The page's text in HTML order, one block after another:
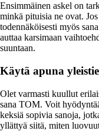
Ensimmäinen askel on
minkä pituisia ne ovat.
todennäköisesti myös
auttaa karsimaan
suuntaan.
Käytä apuna
Olet varmasti kuullut
sana TOM. Voit
keksiä sopivia sanoja,
yllättyä siitä, miten